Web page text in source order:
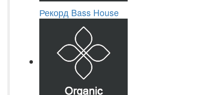
Рекорд Bass House